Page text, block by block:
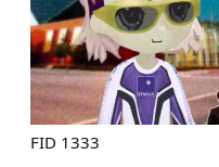
FID 1333